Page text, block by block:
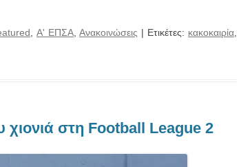
Α' ΕΠΣΑ Ανακοινώσεις | Ετικέτες: κακοκαιρία
στη Football League 2